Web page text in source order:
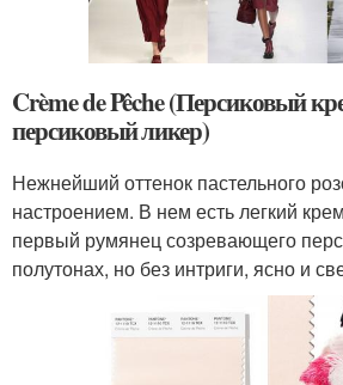
Crème de Pêche (Персиковый
персиковый ликер)
Нежнейший оттенок пастельного
настроением. В нем есть легкий
первый румянец созревающего
полутонах, но без интриги, ясно и